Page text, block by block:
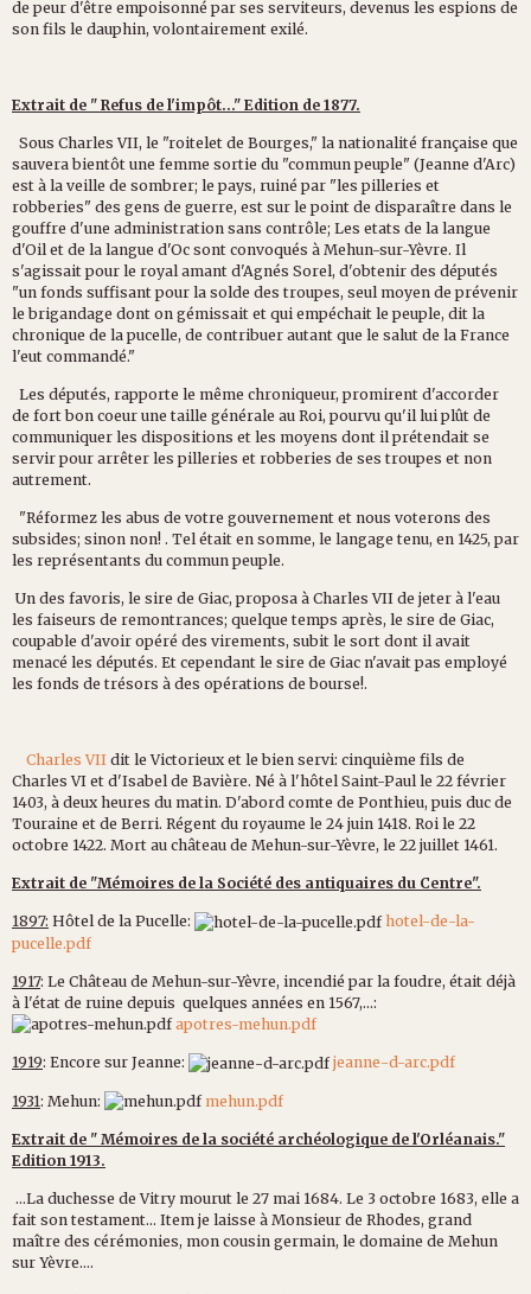
de peur d'être empoisonné par ses serviteurs, devenus les espions de
son fils le dauphin, volontairement exilé.
Extrait de " Refus de l'impôt..." Edition de 1877.
Sous Charles VII, le "roitelet de Bourges," la nationalité française que
sauvera bientôt une femme sortie du "commun peuple" (Jeanne d'Arc)
est à la veille de sombrer; le pays, ruiné par "les pilleries et
robberies" des gens de guerre, est sur le point de disparaître dans le
gouffre d'une administration sans contrôle; Les etats de la langue
d'Oil et de la langue d'Oc sont convoqués à Mehun-sur-Yèvre. Il
s'agissait pour le royal amant d'Agnés Sorel, d'obtenir des députés
"un fonds suffisant pour la solde des troupes, seul moyen de prévenir
le brigandage dont on gémissait et qui empéchait le peuple, dit la
chronique de la pucelle, de contribuer autant que le salut de la France
l'eut commandé."
Les députés, rapporte le même chroniqueur, promirent d'accorder
de fort bon coeur une taille générale au Roi, pourvu qu'il lui plût de
communiquer les dispositions et les moyens dont il prétendait se
servir pour arrêter les pilleries et robberies de ses troupes et non
autrement.
"Réformez les abus de votre gouvernement et nous voterons des
subsides; sinon non! . Tel était en somme, le langage tenu, en 1425, par
les représentants du commun peuple.
Un des favoris, le sire de Giac, proposa à Charles VII de jeter à l'eau
les faiseurs de remontrances; quelque temps après, le sire de Giac,
coupable d'avoir opéré des virements, subit le sort dont il avait
menacé les députés. Et cependant le sire de Giac n'avait pas employé
les fonds de trésors à des opérations de bourse!.
Charles VII dit le Victorieux et le bien servi: cinquième fils de
Charles VI et d'Isabel de Bavière. Né à l'hôtel Saint-Paul le 22 février
1403, à deux heures du matin. D'abord comte de Ponthieu, puis duc de
Touraine et de Berri. Régent du royaume le 24 juin 1418. Roi le 22
octobre 1422. Mort au château de Mehun-sur-Yèvre, le 22 juillet 1461.
Extrait de "Mémoires de la Société des antiquaires du Centre".
1897: Hôtel de la Pucelle:
hotel-de-la-
pucelle.pdf
1917: Le Château de Mehun-sur-Yèvre, incendié par la foudre, était déjà
à l'état de ruine depuis quelques années en 1567,...:
apotres-mehun.pdf
1919: Encore sur Jeanne: jeanne-d-arc.pdf
1931: Mehun: mehun.pdf
Extrait de " Mémoires de la société archéologique de l'Orléanais."
Edition 1913.
...La duchesse de Vitry mourut le 27 mai 1684. Le 3 octobre 1683, elle a
fait son testament... Item je laisse à Monsieur de Rhodes, grand
maître des cérémonies, mon cousin germain, le domaine de Mehun
sur Yèvre....